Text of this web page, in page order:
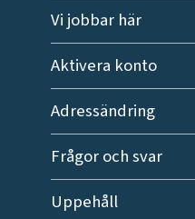
Vi jobbar här
Aktivera konto
Adressändring
Frågor och svar
Uppehåll